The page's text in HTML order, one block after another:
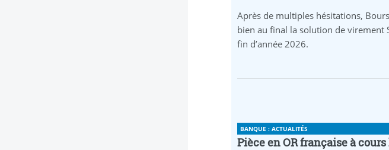
Après de multiples hésitations,
bien au final la solution de virement
fin d’année 2026.
BANQUE : ACTUALITÉS
Pièce en OR française à